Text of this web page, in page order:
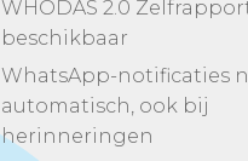
WHODAS 2.0
beschikbaar
WhatsApp-notificaties
automatisch, ook bij
herinneringen